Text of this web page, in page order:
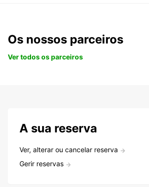
Os nossos parceiros
Ver todos os parceiros
A sua reserva
Ver, alterar ou cancelar reserva
Gerir reservas